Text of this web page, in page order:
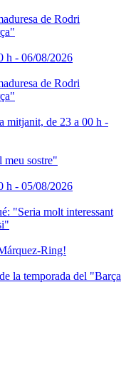
de Rodri
h - 06/08/2026
de Rodri
mitjanit, de 23 a 00 h -
meu sostre"
h - 05/08/2026
"Seria molt interessant
Ring!
la temporada del "Barça